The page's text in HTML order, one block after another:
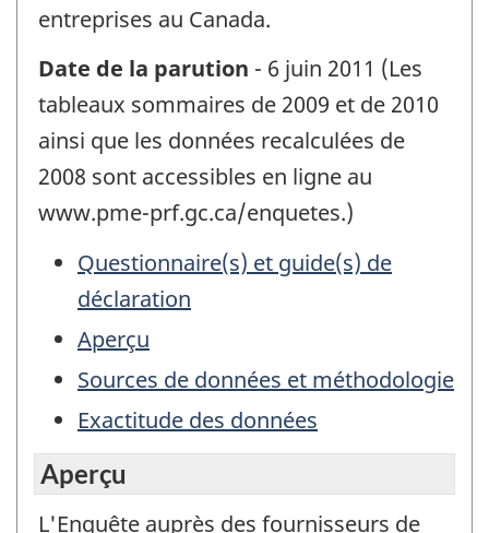
entreprises au Canada.
Date de la parution - 6 juin 2011 (Les
tableaux sommaires de 2009 et de 2010
ainsi que les données recalculées de
2008 sont accessibles en ligne au
www.pme-prf.gc.ca/enquetes.)
Questionnaire(s) et guide(s) de
déclaration
Aperçu
Sources de données et méthodologie
Exactitude des données
Aperçu
L'Enquête auprès des fournisseurs de